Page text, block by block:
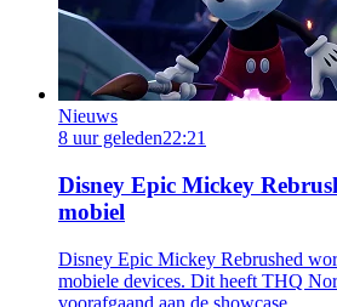
Nieuws
8 uur geleden22:21
Disney Epic Mickey
mobiel
Disney Epic Mickey Rebrushed
mobiele devices. Dit heeft THQ
voorafgaand aan de showcase.